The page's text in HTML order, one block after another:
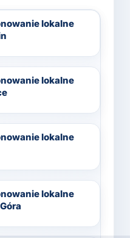
lokalne
lokalne
lokalne
lokalne